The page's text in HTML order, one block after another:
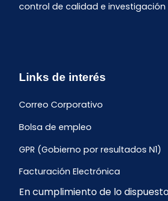
control de calidad e investigación
Links de interés
Correo Corporativo
Bolsa de empleo
GPR (Gobierno por resultados N1)
Facturación Electrónica
Archivo Histórico de Facturación
En cumplimiento de lo